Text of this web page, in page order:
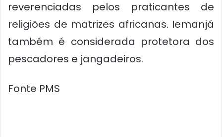
reverenciadas pelos praticantes de
religiões de matrizes africanas. Iemanjá
também é considerada protetora dos
pescadores e jangadeiros.
Fonte PMS